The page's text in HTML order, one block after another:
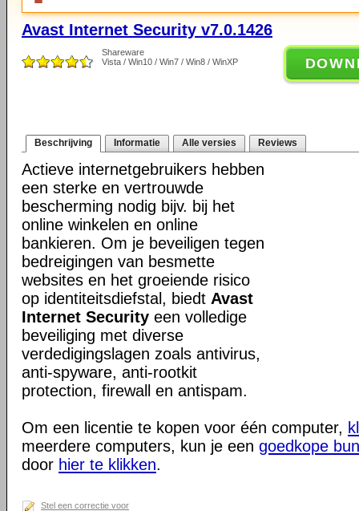
Avast Internet Security v7.0.1426
Shareware
Vista / Win10 / Win7 / Win8 / WinXP
Beschrijving Informatie Alle versies Reviews
Actieve internetgebruikers hebben
een sterke en vertrouwde
bescherming nodig bijv. bij het
online winkelen en online
bankieren. Om je beveiligen tegen
bedreigingen van besmette
websites en het groeiende risico
op identiteitsdiefstal, biedt Avast
Internet Security een volledige
beveiliging met diverse
verdedigingslagen zoals antivirus,
anti-spyware, anti-rootkit
protection, firewall en antispam.
Om een licentie te kopen voor één computer,
meerdere computers, kun je een goedkope
door hier te klikken.
Stel een correctie voor